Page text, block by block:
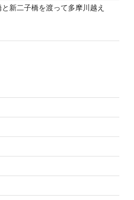
と新二子橋を渡って多摩川越え